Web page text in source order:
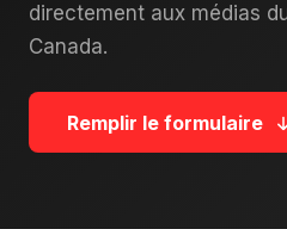
directement aux médias
Canada.
Remplir le formulaire